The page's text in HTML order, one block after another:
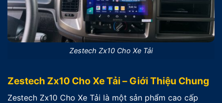
Zestech Zx10 Cho Xe Tải
Zestech Zx10 Cho Xe Tải – Giới Thiệu Chung
Zestech Zx10 Cho Xe Tải là một sản phẩm cao cấp